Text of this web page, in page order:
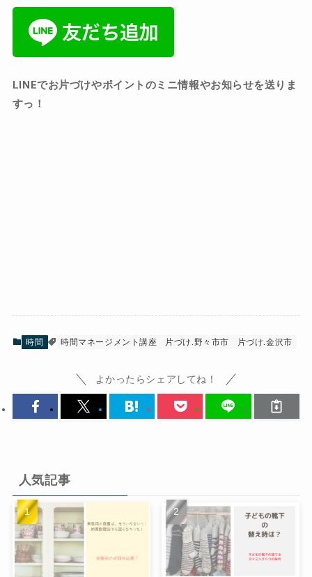
LINEでお片づけやポイントのミニ情報やお知らせを送りま
すっ！
時間 時間マネージメント講座 片づけ.野々市市 片づけ.金沢市
よかったらシェアしてね！
人気記事